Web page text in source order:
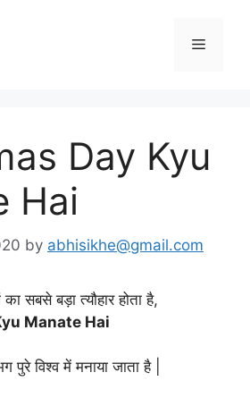
Menu
Day Kyu
Hai
by abhisikhe@gmail.com
सबसे बड़ा त्यौहार होता है,
Manate Hai
विश्व में मनाया जाता है |